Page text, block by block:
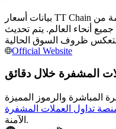
نسخ التداول
بيانات أسعار TT Chain مقدمة من CoinMarketCap ومجمعة من
أنحاء العالم. يتم تحديث
Official Website
المشفرة خلال دقائق
المباشرة والرموز المميزة
تداول العملات المشفرة
الآمنة.